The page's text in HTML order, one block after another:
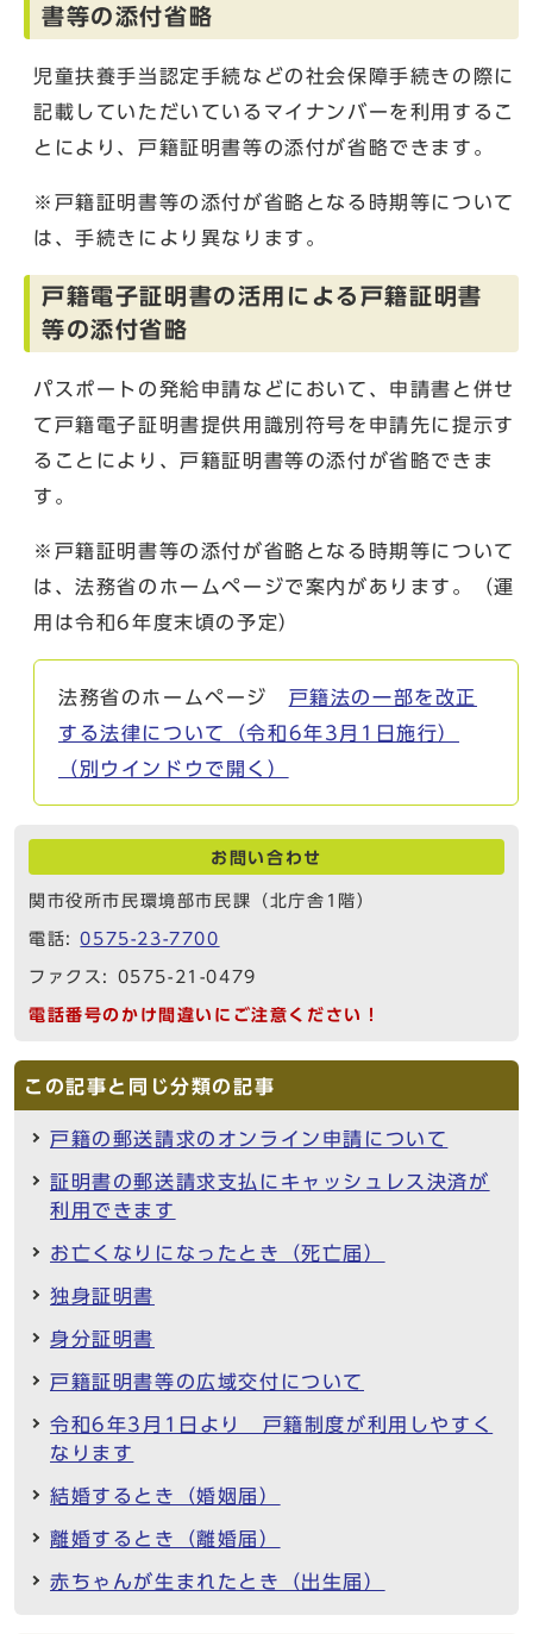
書等の添付省略
児童扶養手当認定手続などの社会保障手続きの際に
記載していただいているマイナンバーを利用するこ
とにより、戸籍証明書等の添付が省略できます。
※戸籍証明書等の添付が省略となる時期等について
は、手続きにより異なります。
戸籍電子証明書の活用による戸籍証明書
等の添付省略
パスポートの発給申請などにおいて、申請書と併せ
て戸籍電子証明書提供用識別符号を申請先に提示す
ることにより、戸籍証明書等の添付が省略できま
す。
※戸籍証明書等の添付が省略となる時期等について
は、法務省のホームページで案内があります。（運
用は令和6年度末頃の予定）
法務省のホームページ 戸籍法の一部を改正
する法律について（令和6年3月1日施行）
（別ウインドウで開く）
お問い合わせ
関市役所市民環境部市民課（北庁舎1階）
電話:0575-23-7700
ファクス: 0575-21-0479
電話番号のかけ間違いにご注意ください！
この記事と同じ分類の記事
戸籍の郵送請求のオンライン申請について
証明書の郵送請求支払にキャッシュレス決済が
利用できます
お亡くなりになったとき（死亡届）
独身証明書
身分証明書
戸籍証明書等の広域交付について
令和6年3月1日より 戸籍制度が利用しやすく
なります
結婚するとき（婚姻届）
離婚するとき（離婚届）
赤ちゃんが生まれたとき（出生届）